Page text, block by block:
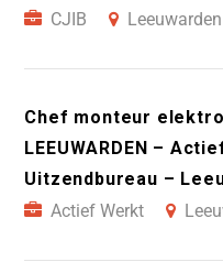
CJIB
Leeuwarden
Chef monteur
LEEUWARDEN –
Uitzendbureau –
Actief Werkt